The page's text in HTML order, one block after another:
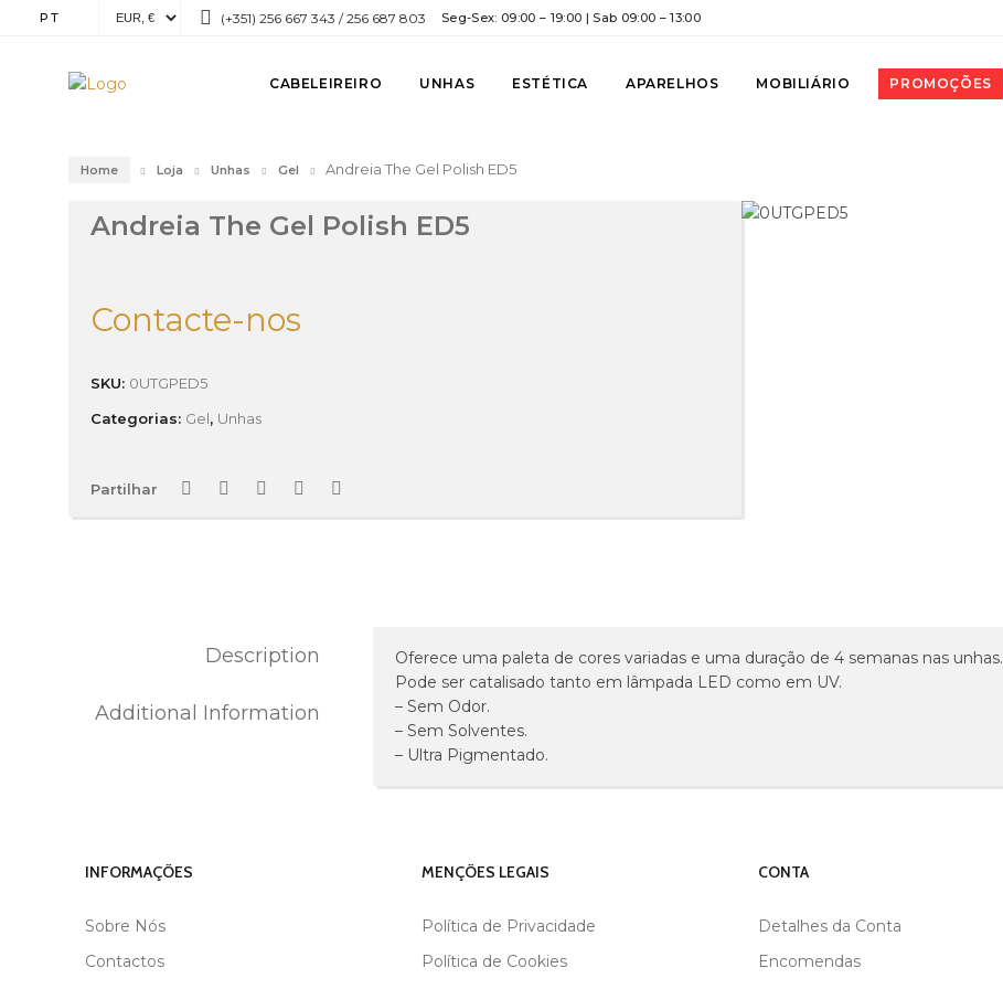
PT (+351) 256 667 343 / 256 687 803 Seg-Sex: 09:00 – 19:00 | Sab 09:00 – 13:00
CABELEIREIRO UNHAS ESTÉTICA APARELHOS MOBILIÁRIO PROMOÇÕES
Home Loja Unhas Gel Andreia The Gel Polish ED5
Andreia The Gel Polish ED5
Contacte-nos
SKU: 0UTGPED5
Categorias: Gel, Unhas
Partilhar
Description
Additional Information
Oferece uma paleta de cores variadas e uma duração de 4 semanas nas unhas.
Pode ser catalisado tanto em lâmpada LED como em UV.
– Sem Odor.
– Sem Solventes.
– Ultra Pigmentado.
MARCA
INFORMAÇÕES
Sobre Nós
Contactos
MENÇÕES LEGAIS
Política de Privacidade
Política de Cookies
CONTA
Detalhes da Conta
Encomendas